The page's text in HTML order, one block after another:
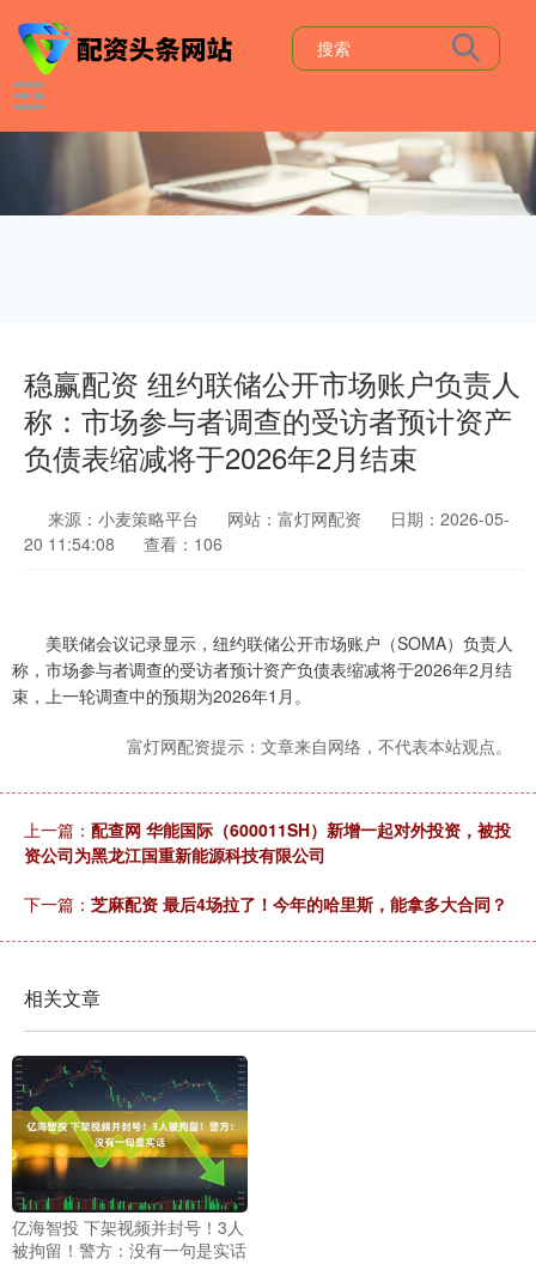
稳赢配资 纽约联储公开市场账户负责人
称：市场参与者调查的受访者预计资产
负债表缩减将于2026年2月结束
来源：小麦策略平台 网站：富灯网配资
日期：2026-05-
20 11:54:08
查看：106
美联储会议记录显示，纽约联储公开市场账户（SOMA）负责人
称，市场参与者调查的受访者预计资产负债表缩减将于2026年2月结
束，上一轮调查中的预期为2026年1月。
富灯网配资提示：文章来自网络，不代表本站观点。
上一篇： 配查网 华能国际（600011SH）新增一起对外投资，被投
资公司为黑龙江国重新能源科技有限公司
下一篇： 芝麻配资 最后4场拉了！今年的哈里斯，能拿多大合同？
相关文章
亿海智投 下架视频并封号！3人
被拘留！警方：没有一句是实话